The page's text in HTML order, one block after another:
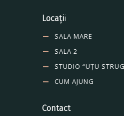
Locații
SALA MARE
SALA 2
STUDIO “UȚU
CUM AJUNG
Contact